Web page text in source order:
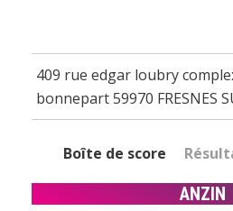
409 rue edgar loubry
bonnepart 59970 FRESNES
Boîte de score
ANZIN